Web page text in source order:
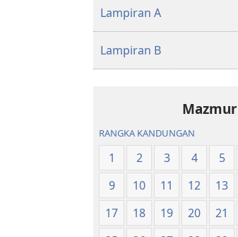
Lampiran A
Lampiran B
Mazmur
RANGKA KANDUNGAN
1 2 3 4 5
9
10 11 12 13
17
18 19 20 21